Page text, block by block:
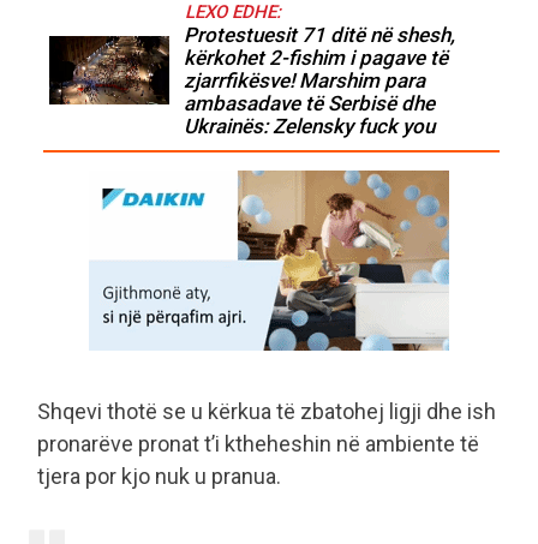
LEXO EDHE:
Protestuesit 71 ditë në shesh,
kërkohet 2-fishim i pagave të
zjarrfikësve! Marshim para
ambasadave të Serbisë dhe
Ukrainës: Zelensky fuck you
Shqevi thotë se u kërkua të zbatohej ligji dhe ish
pronarëve pronat t’i ktheheshin në ambiente të
tjera por kjo nuk u pranua.